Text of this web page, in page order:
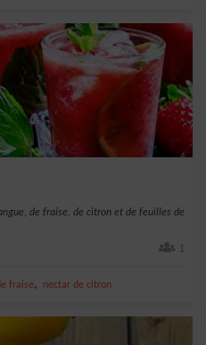
de fraise, de citron et de feuilles de
1
fraise, nectar de citron